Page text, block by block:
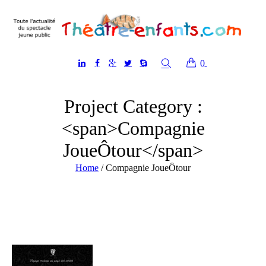
0
Project Category :
<span>Compagnie
JoueÔtour</span>
Home /Compagnie JoueÔtour